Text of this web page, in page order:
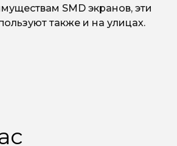
SMD экранов, эти
также и на улицах.